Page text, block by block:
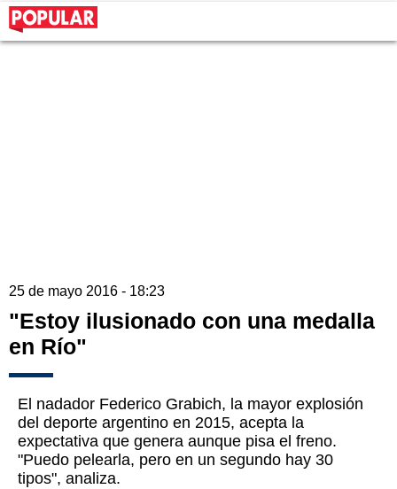
25 de mayo 2016 - 18:23
"Estoy ilusionado con una medalla
en Río"
El nadador Federico Grabich, la mayor explosión
del deporte argentino en 2015, acepta la
expectativa que genera aunque pisa el freno.
"Puedo pelearla, pero en un segundo hay 30
tipos", analiza.